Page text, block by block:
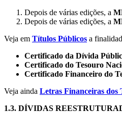
Depois de várias edições, a
Depois de várias edições, a
Veja em Títulos Públicos a
Certificado da Dívida
Certificado do Tesouro
Certificado Financeiro do
Veja ainda Letras Financeiras dos
1.3. DÍVIDAS